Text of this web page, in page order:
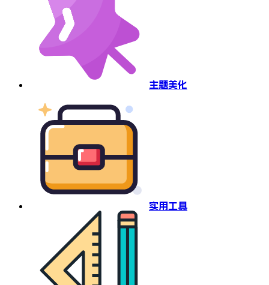
主题美化
实用工具